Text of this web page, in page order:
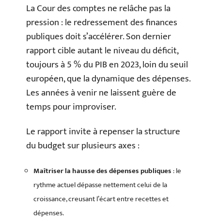
La Cour des comptes ne relâche pas la
pression : le redressement des finances
publiques doit s’accélérer. Son dernier
rapport cible autant le niveau du déficit,
toujours à 5 % du PIB en 2023, loin du seuil
européen, que la dynamique des dépenses.
Les années à venir ne laissent guère de
temps pour improviser.
Le rapport invite à repenser la structure
du budget sur plusieurs axes :
Maîtriser la hausse des dépenses publiques: le
rythme actuel dépasse nettement celui de la
croissance, creusant l’écart entre recettes et
dépenses.